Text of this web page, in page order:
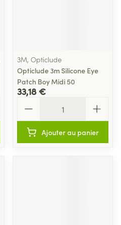
3M, Opticlude
Opticlude 3m Silicone Eye
Patch Boy Midi 50
33,18 €
Ajouter au panier